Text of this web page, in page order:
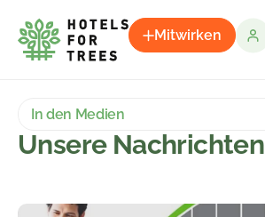
Mitwirken
In den Medien
Unsere Nachrichten